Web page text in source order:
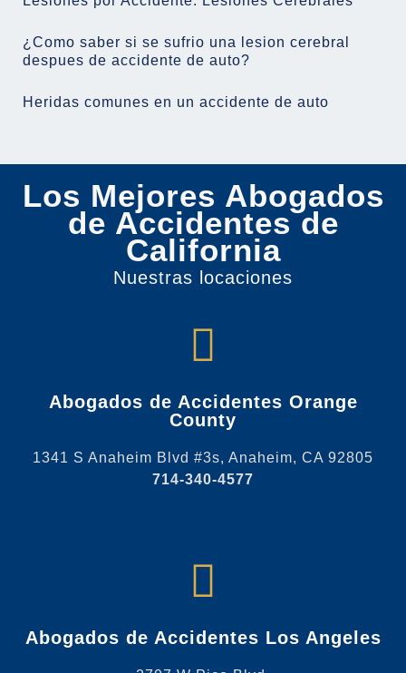
¿Como saber si se sufrio una lesion cerebral
despues de accidente de auto?
Heridas comunes en un accidente de auto
Los Mejores Abogados
de Accidentes de
California
Nuestras locaciones
Abogados de Accidentes Orange
County
1341 S Anaheim Blvd #3s, Anaheim, CA 92805
714-340-4577
Abogados de Accidentes Los Angeles